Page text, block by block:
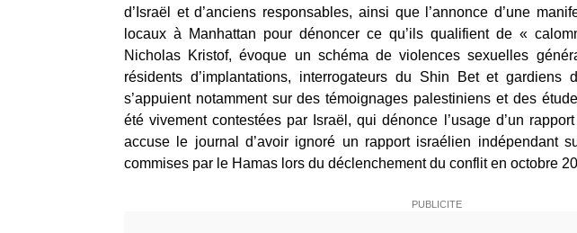
d’Israël et d’anciens responsables, ainsi que l’annonce d’une
locaux à Manhattan pour dénoncer ce qu’ils qualifient de «
Nicholas Kristof, évoque un schéma de violences sexuelles
résidents d’implantations, interrogateurs du Shin Bet et gardiens
s’appuient notamment sur des témoignages palestiniens et des
été vivement contestées par Israël, qui dénonce l’usage d’un
accuse le journal d’avoir ignoré un rapport israélien indépendant
commises par le Hamas lors du déclenchement du conflit en octobre